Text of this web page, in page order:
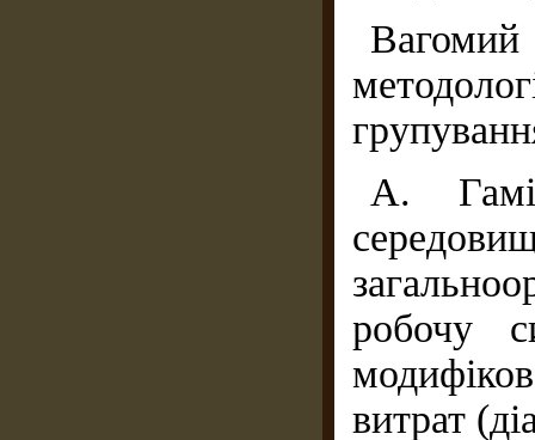
А.
робочу
витрат